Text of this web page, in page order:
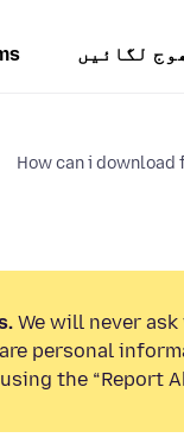
لگائیں
How can i
We will never
personal
the “Report